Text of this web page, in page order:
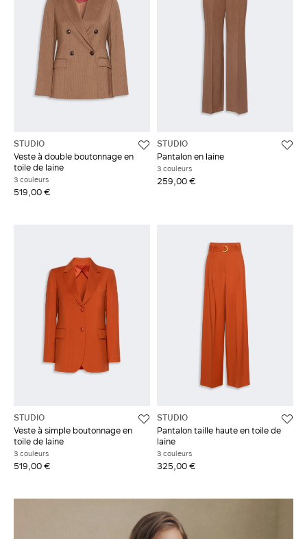
STUDIO
Veste à double boutonnage en
toile de laine
3 couleurs
519,00 €
STUDIO
Pantalon en laine
3 couleurs
259,00 €
STUDIO
Veste à simple boutonnage en
toile de laine
3 couleurs
519,00 €
STUDIO
Pantalon taille haute en toile de
laine
3 couleurs
325,00 €